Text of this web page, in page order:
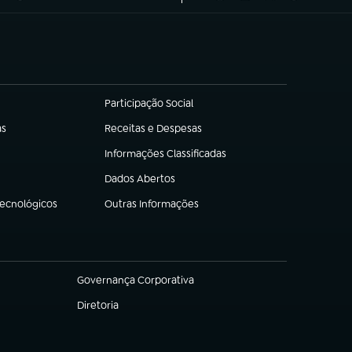
Participação Social
(abre em nova aba)
Receitas e Despesas
(abre em nova aba)
Informações Classificadas
(abre em nova aba)
Dados Abertos
(abre em nova aba)
Outras Informações
(abre em nova aba)
Governança Corporativa
(abre em nova aba)
Diretoria
(abre em nova aba)